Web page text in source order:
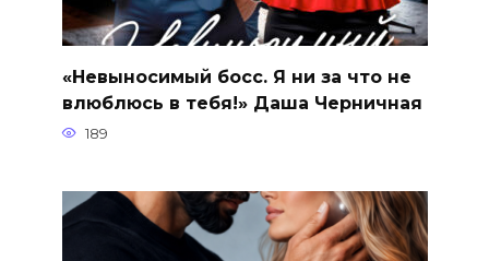
«Невыносимый босс. Я ни за что не
влюблюсь в тебя!» Даша Черничная
189